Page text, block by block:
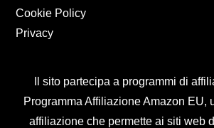
Cookie Policy
Privacy
Il sito partecipa a programmi di
Programma Affiliazione Amazon EU,
affiliazione che permette ai siti web